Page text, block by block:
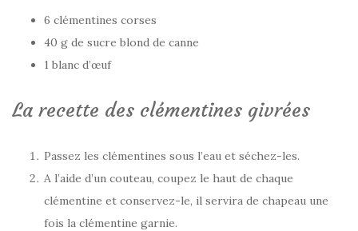
6 clémentines corses
40 g de sucre blond de canne
1 blanc d’œuf
La recette des clémentines givrées
Passez les clémentines sous l’eau et séchez-les.
A l’aide d’un couteau, coupez le haut de chaque
clémentine et conservez-le, il servira de chapeau une
fois la clémentine garnie.